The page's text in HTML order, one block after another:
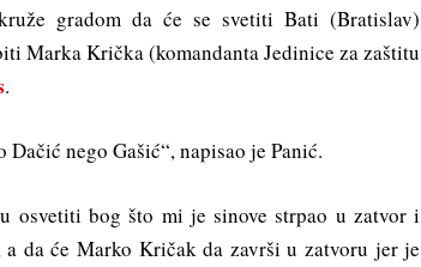
gradom da će se svetiti Bati (Bratislav)
Marka Krička (komandanta Jedinice za zaštitu
.
Dačić nego Gašić“, napisao je Panić.
osvetiti bog što mi je sinove strpao u zatvor i
da će Marko Kričak da završi u zatvoru jer je